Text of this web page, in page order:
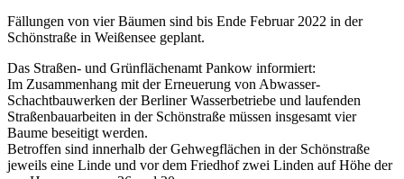
Fällungen von vier Bäumen sind bis Ende Februar 2022 in der
Schönstraße in Weißensee geplant.
Das Straßen- und Grünflächenamt Pankow informiert:
Im Zusammenhang mit der Erneuerung von Abwasser-
Schachtbauwerken der Berliner Wasserbetriebe und laufenden
Straßenbauarbeiten in der Schönstraße müssen insgesamt vier
Baume beseitigt werden.
Betroffen sind innerhalb der Gehwegflächen in der Schönstraße
jeweils eine Linde und vor dem Friedhof zwei Linden auf Höhe der